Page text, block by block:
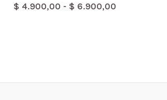
$ 4.900,00 - $ 6.900,00Rango